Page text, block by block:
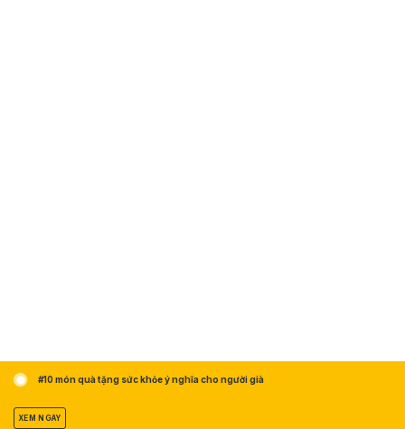
#10 món quà tặng sức khỏe ý nghĩa cho người già
XEM NGAY